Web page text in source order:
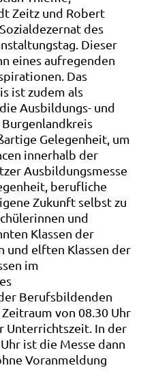
Zeitz und Robert
des
Dieser
eines aufregenden
Das
ist zudem als
Ausbildungs- und
Gelegenheit, um
innerhalb der
Ausbildungsmesse
berufliche
Zukunft selbst zu
und
Klassen der
und elften Klassen der
im
Berufsbildenden
von 08.30 Uhr
Unterrichtszeit. In der
ist die Messe dann
Voranmeldung